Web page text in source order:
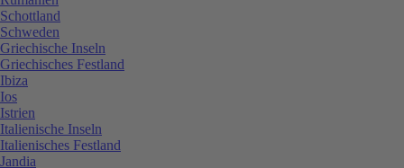
Schottland
Schweden
Griechische Inseln
Griechisches Festland
Ibiza
Ios
Istrien
Italienische Inseln
Italienisches Festland
Jandia